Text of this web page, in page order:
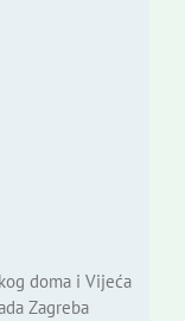
doma i Vijeća
Zagreba